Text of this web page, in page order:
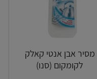
מסיר אבן אנטי קאלק
לקומקום (סנו)